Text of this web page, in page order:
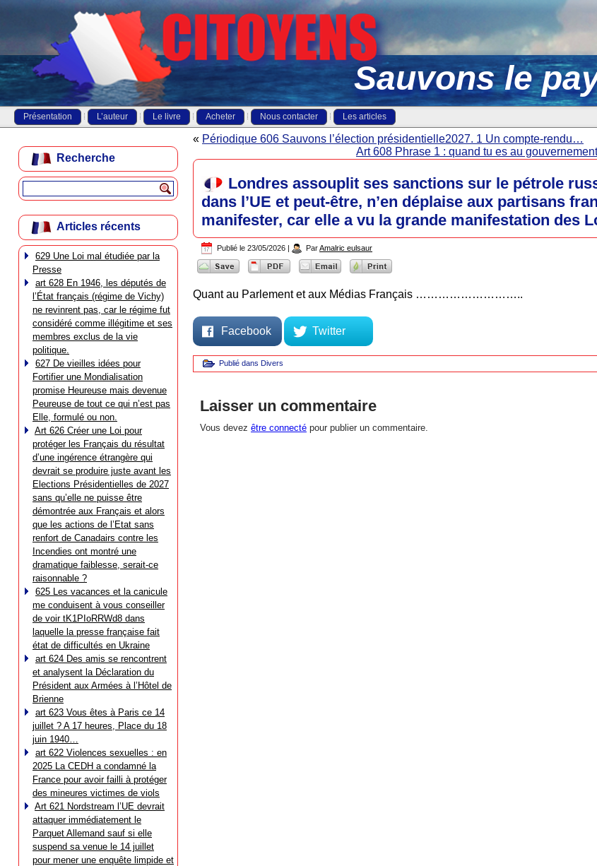
Sauvons le
Présentation L’auteur Le livre Acheter Nous contacter Les articles
Recherche
Articles récents
629 Une Loi mal étudiée par la
Presse
art 628 En 1946, les députés de
l’État français (régime de Vichy)
ne revinrent pas, car le régime fut
considéré comme illégitime et ses
membres exclus de la vie
politique.
627 De vieilles idées pour
Fortifier une Mondialisation
promise Heureuse mais devenue
Peureuse de tout ce qui n’est pas
Elle, formulé ou non.
Art 626 Créer une Loi pour
protéger les Français du résultat
d’une ingérence étrangère qui
devrait se produire juste avant les
Elections Présidentielles de 2027
sans qu’elle ne puisse être
démontrée aux Français et alors
que les actions de l’Etat sans
renfort de Canadairs contre les
Incendies ont montré une
dramatique faiblesse, serait-ce
raisonnable ?
625 Les vacances et la canicule
me conduisent à vous conseiller
de voir tK1PIoRRWd8 dans
laquelle la presse française fait
état de difficultés en Ukraine
art 624 Des amis se rencontrent
et analysent la Déclaration du
Président aux Armées à l’Hôtel de
Brienne
art 623 Vous êtes à Paris ce 14
juillet ? A 17 heures, Place du 18
juin 1940…
art 622 Violences sexuelles : en
2025 La CEDH a condamné la
France pour avoir failli à protéger
des mineures victimes de viols
Art 621 Nordstream l’UE devrait
attaquer immédiatement le
Parquet Allemand sauf si elle
suspend sa venue le 14 juillet
pour mener une enquête limpide et
« Périodique 606 Sauvons l’élection présidentielle2027. 1 Un compte-rendu…
Art 608 Phrase 1 : quand tu es au
Londres assouplit ses sanctions sur le pétrole
dans l’UE et peut-être, n’en déplaise aux partisans
manifester, car elle a vu la grande manifestation des
Publié le 23/05/2026 | ParAmalric eulsaur
Quant au Parlement et aux Médias Français ………………………..
Facebook Twitter
Publié dans Divers
Laisser un commentaire
Vous devez être connecté pour publier un commentaire.